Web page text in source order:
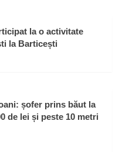
la o activitate
la Barticești
șofer prins băut la
de lei și peste 10 metri